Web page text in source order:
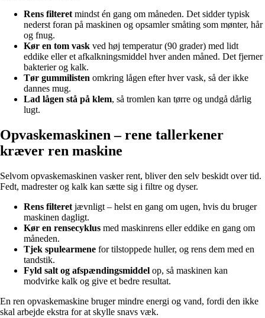
Rens filteretmindst én gang om måneden. Det sidder typisk
nederst foran på maskinen og opsamler småting som mønter, hår
og fnug.
Kør en tom vask ved høj temperatur (90 grader) med lidt
eddike eller et afkalkningsmiddel hver anden måned. Det fjerner
bakterier og kalk.
Tør gummilisten omkring lågen efter hver vask, så der ikke
dannes mug.
Lad lågen stå på klem, så tromlen kan tørre og undgå dårlig
lugt.
Opvaskemaskinen – rene tallerkener
kræver ren maskine
Selvom opvaskemaskinen vasker rent, bliver den selv beskidt over tid.
Fedt, madrester og kalk kan sætte sig i filtre og dyser.
Rens filteret jævnligt – helst en gang om ugen, hvis du bruger
maskinen dagligt.
Kør en rensecyklus med maskinrens eller eddike en gang om
måneden.
Tjek spulearmene for tilstoppede huller, og rens dem med en
tandstik.
Fyld salt og afspændingsmiddel op, så maskinen kan
modvirke kalk og give et bedre resultat.
En ren opvaskemaskine bruger mindre energi og vand, fordi den ikke
skal arbejde ekstra for at skylle snavs væk.